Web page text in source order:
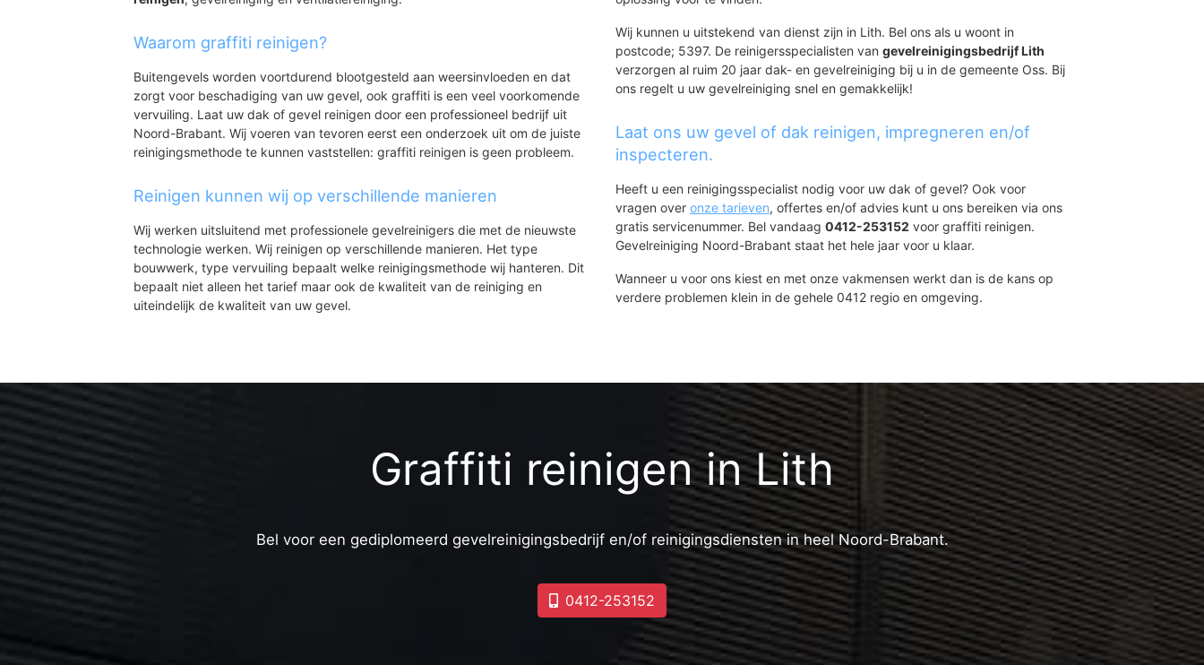
Waarom graffiti reinigen?
Buitengevels worden voortdurend blootgesteld aan weersinvloeden en dat
zorgt voor beschadiging van uw gevel, ook graffiti is een veel voorkomende
vervuiling. Laat uw dak of gevel reinigen door een professioneel bedrijf uit
Noord-Brabant. Wij voeren van tevoren eerst een onderzoek uit om de juiste
reinigingsmethode te kunnen vaststellen: graffiti reinigen is geen probleem.
Reinigen kunnen wij op verschillende manieren
Wij werken uitsluitend met professionele gevelreinigers die met de nieuwste
technologie werken. Wij reinigen op verschillende manieren. Het type
bouwwerk, type vervuiling bepaalt welke reinigingsmethode wij hanteren. Dit
bepaalt niet alleen het tarief maar ook de kwaliteit van de reiniging en
uiteindelijk de kwaliteit van uw gevel.
Wij kunnen u uitstekend van dienst zijn in Lith. Bel ons als u woont in
postcode; 5397. De reinigersspecialisten van gevelreinigingsbedrijf Lith
verzorgen al ruim 20 jaar dak- en gevelreiniging bij u in de gemeente Oss. Bij
ons regelt u uw gevelreiniging snel en gemakkelijk!
Laat ons uw gevel of dak reinigen, impregneren en/of
inspecteren.
Heeft u een reinigingsspecialist nodig voor uw dak of gevel? Ook voor
vragen over onze tarieven, offertes en/of advies kunt u ons bereiken via ons
gratis servicenummer. Bel vandaag 0412-253152 voor graffiti reinigen.
Gevelreiniging Noord-Brabant staat het hele jaar voor u klaar.
Wanneer u voor ons kiest en met onze vakmensen werkt dan is de kans op
verdere problemen klein in de gehele 0412 regio en omgeving.
Graffiti reinigen in Lith
Bel voor een gediplomeerd gevelreinigingsbedrijf en/of reinigingsdiensten in heel Noord-Brabant.
0412-253152